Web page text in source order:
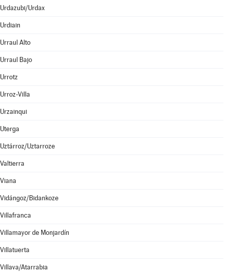
Urdazubi/Urdax
Urdiain
Urraul Alto
Urraul Bajo
Urrotz
Urroz-Villa
Urzainqui
Uterga
Uztárroz/Uztarroze
Valtierra
Viana
Vidángoz/Bidankoze
Villafranca
Villamayor de Monjardín
Villatuerta
Villava/Atarrabia